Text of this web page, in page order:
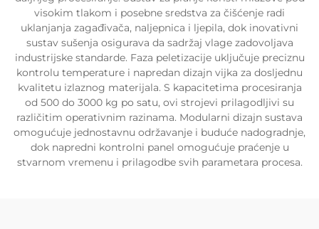
visokim tlakom i posebne sredstva za čišćenje radi
uklanjanja zagađivača, naljepnica i ljepila, dok inovativni
sustav sušenja osigurava da sadržaj vlage zadovoljava
industrijske standarde. Faza peletizacije uključuje preciznu
kontrolu temperature i napredan dizajn vijka za dosljednu
kvalitetu izlaznog materijala. S kapacitetima procesiranja
od 500 do 3000 kg po satu, ovi strojevi prilagodljivi su
različitim operativnim razinama. Modularni dizajn sustava
omogućuje jednostavnu održavanje i buduće nadogradnje,
dok napredni kontrolni panel omogućuje praćenje u
stvarnom vremenu i prilagodbe svih parametara procesa.